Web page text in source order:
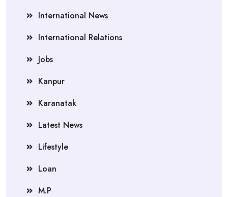
International News
International Relations
Jobs
Kanpur
Karanatak
Latest News
Lifestyle
Loan
M.P